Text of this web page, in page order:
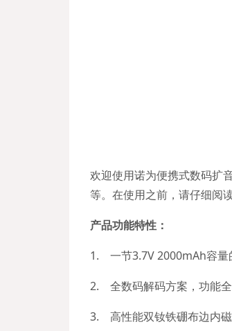
欢迎使用诺为便携式数码扩
等。在使用之前，请仔细阅
产品功能特性：
1. 一节3.7V 2000mAh容量
2. 全数码解码方案，功能全
3. 高性能双钕铁硼布边内磁